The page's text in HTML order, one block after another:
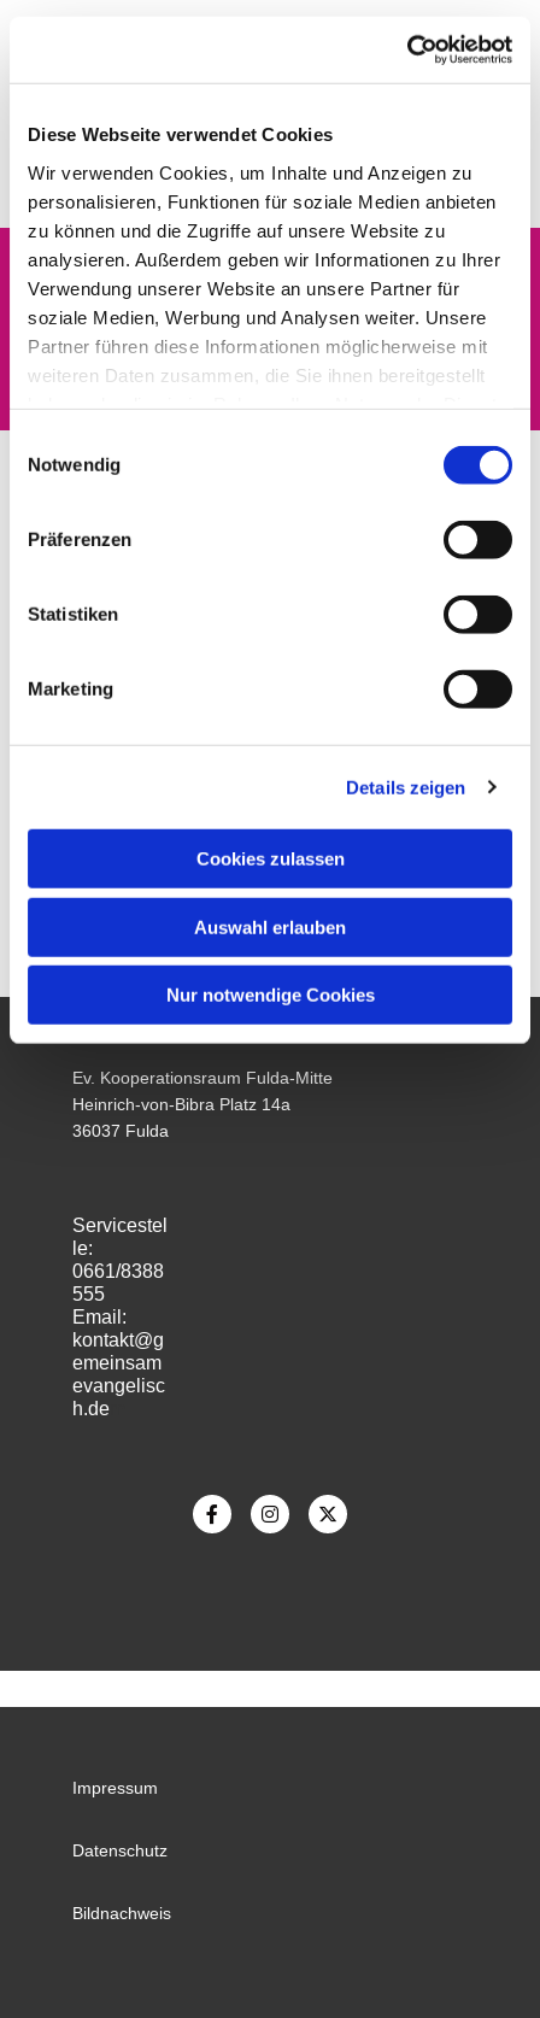
Diese Webseite verwendet Cookies
Wir verwenden Cookies, um Inhalte und Anzeigen zu
personalisieren, Funktionen für soziale Medien anbieten
zu können und die Zugriffe auf unsere Website zu
analysieren. Außerdem geben wir Informationen zu Ihrer
Verwendung unserer Website an unsere Partner für
soziale Medien, Werbung und Analysen weiter. Unsere
Partner führen diese Informationen möglicherweise mit
weiteren Daten zusammen, die Sie ihnen bereitgestellt
Notwendig
Präferenzen
Statistiken
Marketing
Details zeigen
Cookies zulassen
Auswahl erlauben
Nur notwendige Cookies
Dies könnte Sie auch
interessieren
Ev. Kooperationsraum Fulda-Mitte
Heinrich-von-Bibra Platz 14a
36037 Fulda
Servicestel
le:
0661/8388
555
Email:
kontakt@g
emeinsam
evangelisc
h.de
Impressum
Datenschutz
Bildnachweis